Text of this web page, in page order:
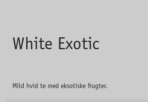
White Exotic
Mild hvid te med eksotiske frugter.